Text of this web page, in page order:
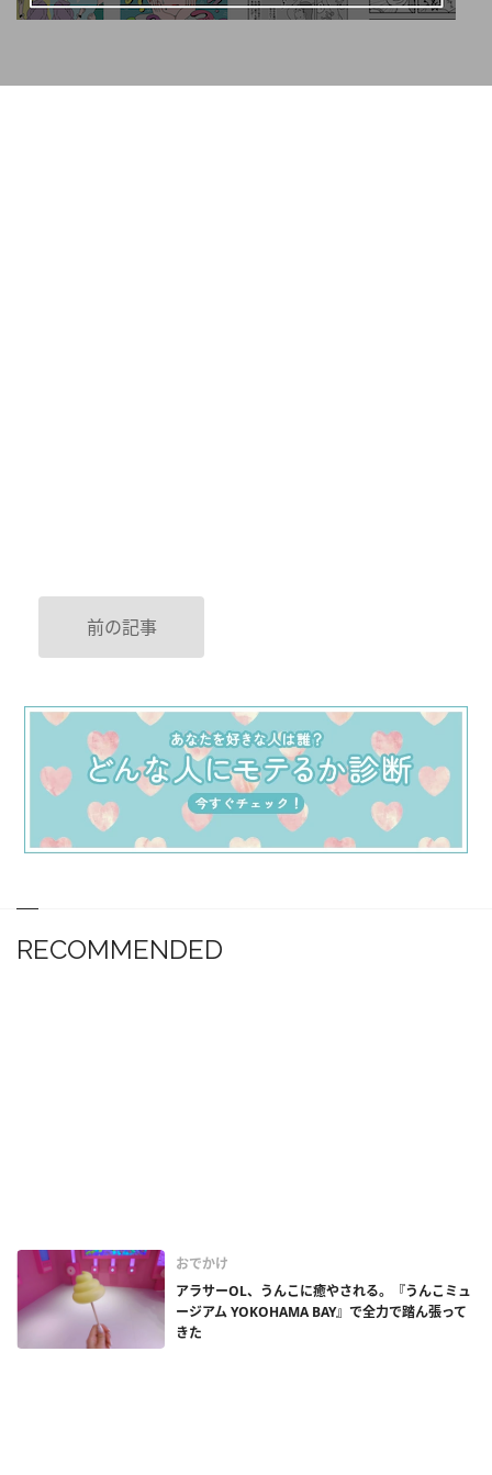
前の記事
RECOMMENDED
おでかけ
アラサーOL、うんこに癒やされる。『うんこミュ
ージアム YOKOHAMA BAY』で全力で踏ん張って
きた